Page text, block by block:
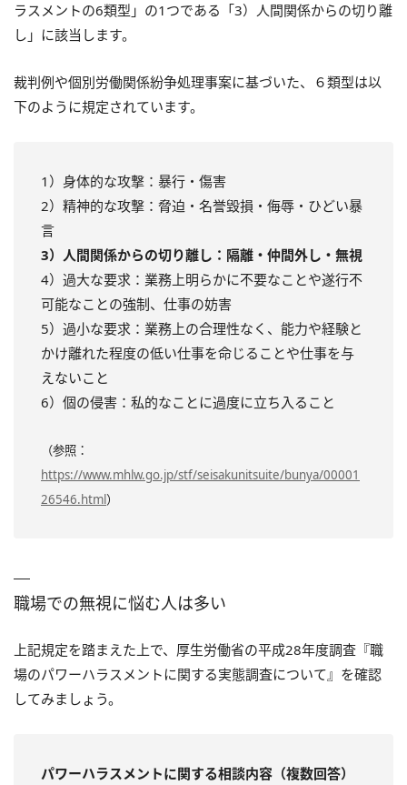
ラスメントの6類型」の1つである「3）人間関係からの切り離
し」に該当します。
裁判例や個別労働関係紛争処理事案に基づいた、６類型は以
下のように規定されています。
1）身体的な攻撃：暴行・傷害
2）精神的な攻撃：脅迫・名誉毀損・侮辱・ひどい暴
言
3）人間関係からの切り離し：隔離・仲間外し・無視
4）過大な要求：業務上明らかに不要なことや遂行不
可能なことの強制、仕事の妨害
5）過小な要求：業務上の合理性なく、能力や経験と
かけ離れた程度の低い仕事を命じることや仕事を与
えないこと
6）個の侵害：私的なことに過度に立ち入ること
（参照：
https://www.mhlw.go.jp/stf/seisakunitsuite/bunya/00001
26546.html）
職場での無視に悩む人は多い
上記規定を踏まえた上で、厚生労働省の平成28年度調査『職
場のパワーハラスメントに関する実態調査について』を確認
してみましょう。
パワーハラスメントに関する相談内容（複数回答）